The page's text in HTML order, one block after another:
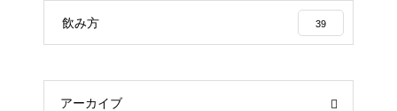
飲み方 39
アーカイブ